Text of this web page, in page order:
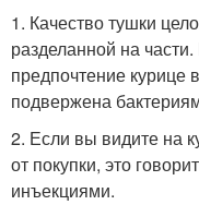
1. Качество тушки
разделанной на
предпочтение курице
подвержена
2. Если вы видите на
от покупки, это
инъекциями.